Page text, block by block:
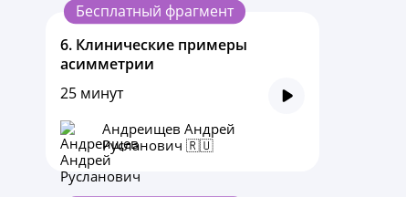
Бесплатный фрагмент
6. Клинические примеры
асимметрии
25 минут
Андреищев Андрей
Русланович 🇷🇺